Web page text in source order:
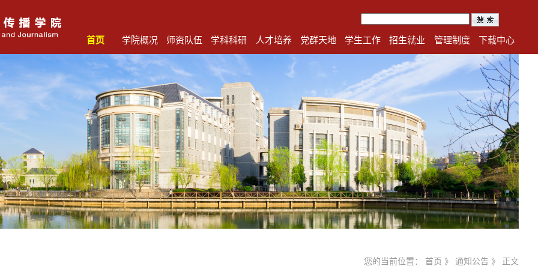
首页 学院概况 师资队伍 学科科研 人才培养 党群天地 学生工作 招生就业 管理制度 下载中心
您的当前位置： 首页 》 通知公告 》 正文